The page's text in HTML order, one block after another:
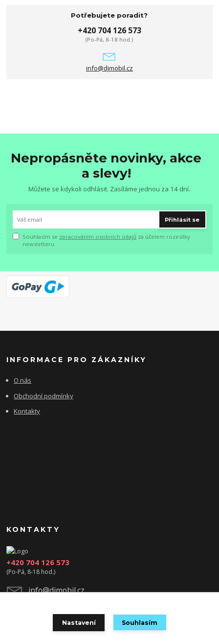
Potřebujete poradit?
+420 704 126 573
(Po-Pá, 8-18 hod.)
info@djmobil.cz
Nepropásněte novinky, akce
a slevy!
Můžete se kdykoli odhlásit. Zasíláme jednou za 14 dní.
Přihlásit se
Souhlasím se zpracováním osobních údajů za účelem rozesílky
newsletteru.
INFORMACE PRO ZÁKAZNÍKY
O nás
Obchodní podmínky
Kontakty
KONTAKTY
+420 704 126 573
(Po-Pá, 8-18 hod.)
info@djmobil.cz
Nastavení Souhlasím